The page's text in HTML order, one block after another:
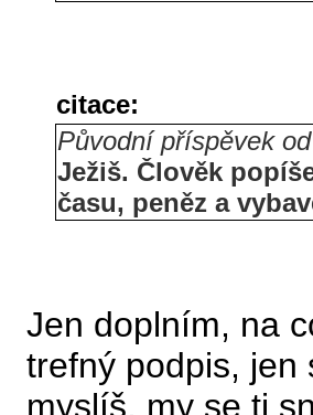
citace:
Původní příspěvek
Ježiš. Člověk
času, peněz a
Jen doplním, na
trefný podpis, jen
myslíš, my se ti